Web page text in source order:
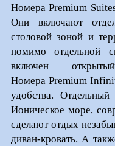
НомераPremium
Они включают
столовой зоной и
помимо отдельной
включен
Номера Premium
удобства.
Ионическое море,
сделают отдых
диван-кровать. А